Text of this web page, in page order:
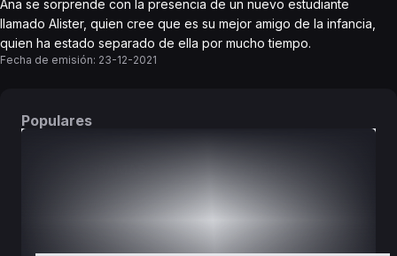
Ana se sorprende con la presencia de un nuevo estudiante
llamado Alister, quien cree que es su mejor amigo de la infancia,
quien ha estado separado de ella por mucho tiempo.
Fecha de emisión: 23-12-2021
Populares